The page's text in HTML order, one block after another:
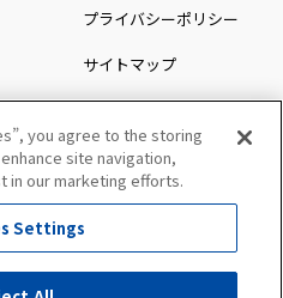
プライバシーポリシー
サイトマップ
you agree to the storing
site navigation,
in our marketing efforts.
Settings